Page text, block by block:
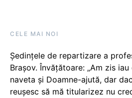
CELE MAI NOI
Ședințele de repartizare a
Brașov. Învățătoare: „Am zis
naveta și Doamne-ajută, dar
reușesc să mă titularizez nu